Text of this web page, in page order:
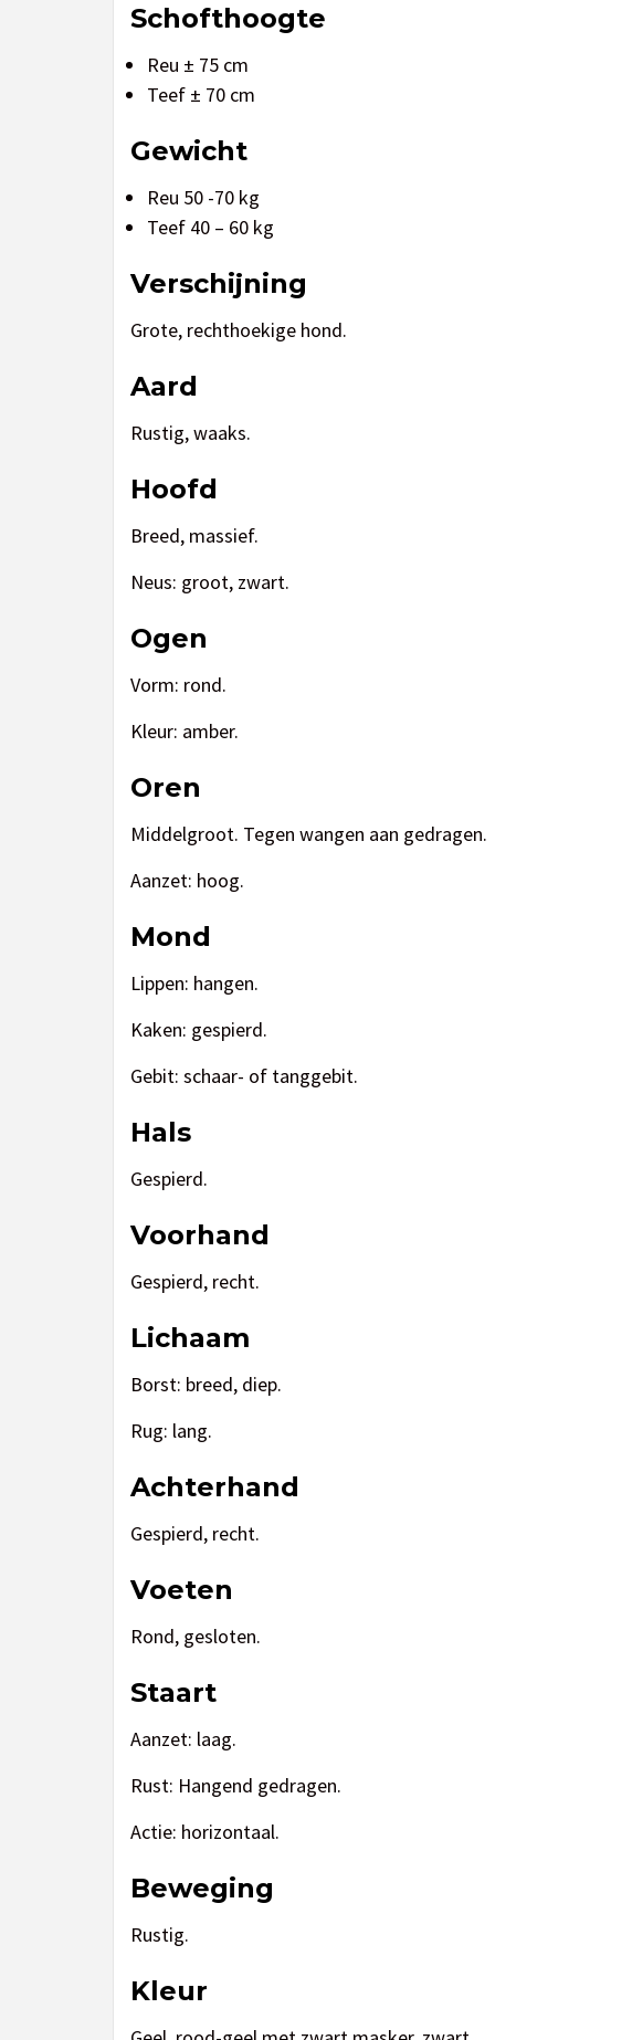
Schofthoogte
Reu ± 75 cm
Teef ± 70 cm
Gewicht
Reu 50 -70 kg
Teef 40 – 60 kg
Verschijning
Grote, rechthoekige hond.
Aard
Rustig, waaks.
Hoofd
Breed, massief.
Neus: groot, zwart.
Ogen
Vorm: rond.
Kleur: amber.
Oren
Middelgroot. Tegen wangen aan gedragen.
Aanzet: hoog.
Mond
Lippen: hangen.
Kaken: gespierd.
Gebit: schaar- of tanggebit.
Hals
Gespierd.
Voorhand
Gespierd, recht.
Lichaam
Borst: breed, diep.
Rug: lang.
Achterhand
Gespierd, recht.
Voeten
Rond, gesloten.
Staart
Aanzet: laag.
Rust: Hangend gedragen.
Actie: horizontaal.
Beweging
Rustig.
Kleur